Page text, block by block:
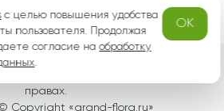
•
•Праздники!
правах.
Copyright «grand-flora.ru»
с целью повышения удобства
пользователя. Продолжая
согласие наобработку
.
OK